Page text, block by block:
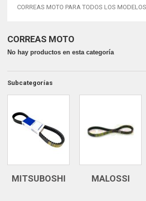
CORREAS MOTO PARA TODOS LOS MODELOS
CORREAS MOTO
No hay productos en esta categoría
Subcategorías
MITSUBOSHI MALOSSI